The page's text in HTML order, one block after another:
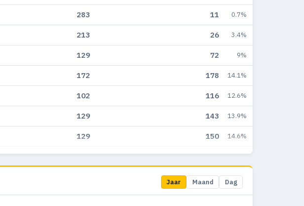
283 11 0.7%
213 26 3.4%
129 72 9%
172 178 14.1%
102 116 12.6%
129 143 13.9%
129 150 14.6%
151 149
172 24.1%
139 164 25%
Jaar Maand Dag